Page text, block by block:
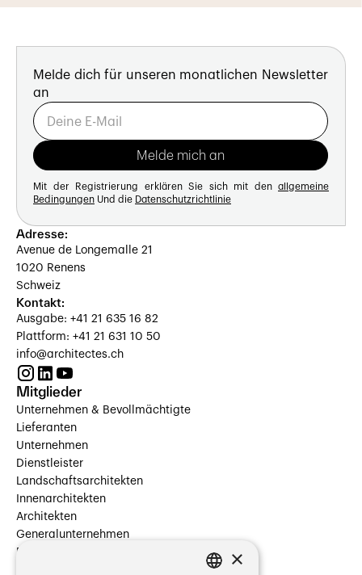
Melde dich für unseren monatlichen Newsletter
an
Mit der Registrierung erklären Sie sich mit den allgemeine
Bedingungen Und die Datenschutzrichtlinie
Adresse:
Avenue de Longemalle 21
1020 Renens
Schweiz
Kontakt:
Ausgabe: +41 21 635 16 82
Plattform: +41 21 631 10 50
info@architectes.ch
Mitglieder
Unternehmen & Bevollmächtigte
Lieferanten
Unternehmen
Dienstleister
Landschaftsarchitekten
Innenarchitekten
Architekten
Generalunternehmen
Beauftragte Unternehmen
×